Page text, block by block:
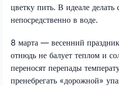
цветку пить. В идеале
непосредственно в воде.
8 марта — весенний
отнюдь не балует теплом и
переносят перепады
пренебрегать «дорожной»